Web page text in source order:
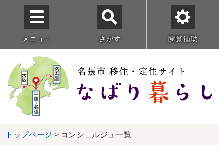
メニュ－ さがす 閲覧補助
トップページ > コンシェルジュ一覧